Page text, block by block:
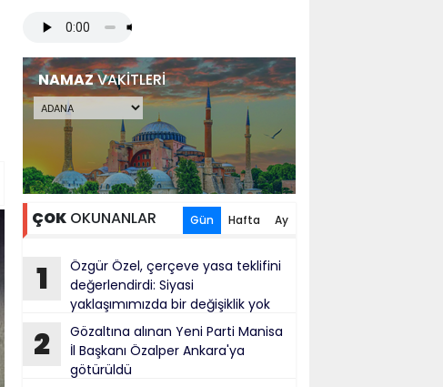
NAMAZVAKİTLERİ
ÇOK OKUNANLAR Gün Hafta Ay
1
Özgür Özel, çerçeve yasa teklifini
değerlendirdi: Siyasi
yaklaşımımızda bir değişiklik yok
ancak usul ve üslup açısından yanlış
2
Gözaltına alınan Yeni Parti Manisa
İl Başkanı Özalper Ankara'ya
götürüldü